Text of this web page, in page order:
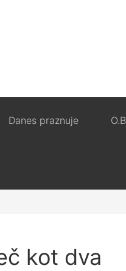
Danes praznuje
kot dva